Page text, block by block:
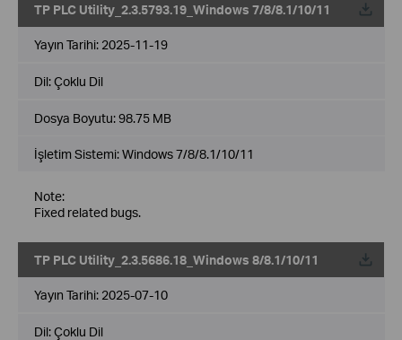
TP PLC Utility_2.3.5793.19_Windows 7/8/8.1/10/11
Yayın Tarihi: 2025-11-19
Dil:Çoklu Dil
Dosya Boyutu:98.75 MB
İşletim Sistemi: Windows 7/8/8.1/10/11
Note:
Fixed related bugs.
TP PLC Utility_2.3.5686.18_Windows 8/8.1/10/11
Yayın Tarihi: 2025-07-10
Dil:Çoklu Dil